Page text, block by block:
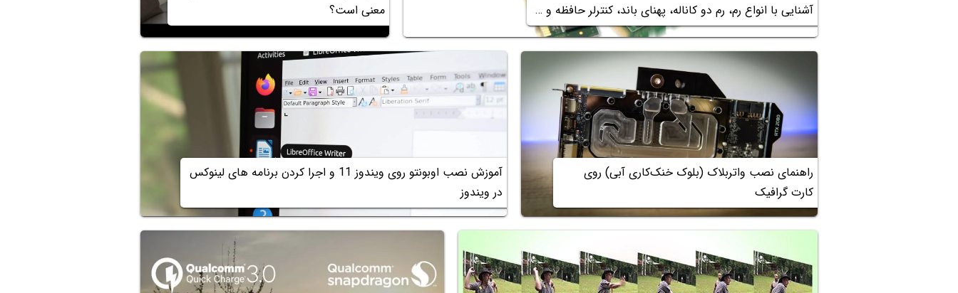
آشنایی با انواع رم، رم دو کاناله، پهنای باند، کنترلر حافظه و …
معنی است؟
راهنمای نصب واتربلاک (بلوک خنک‌کاری آبی) روی
کارت گرافیک
آموزش نصب اوبونتو روی ویندوز 11 و اجرا کردن برنامه های لینوکس
در ویندوز